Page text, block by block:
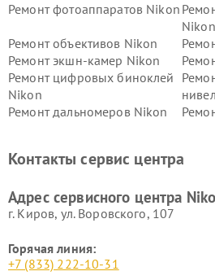
Ремонт фотоаппаратов Nikon
Nikon
Ремонт объективов Nikon
Ремонт экшн-камер Nikon
Ремонт цифровых биноклей
Nikon
Ремонт дальномеров Nikon
Контакты сервис центра
Адрес сервисного центра
г. Киров, ул. Воровского, 107
Горячая линия:
+7 (833) 222-10-31